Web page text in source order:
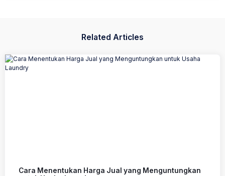
Related Articles
Cara Menentukan Harga Jual yang Menguntungkan